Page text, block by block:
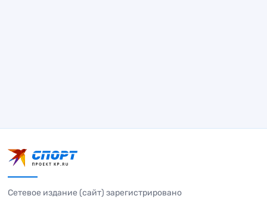
Сетевое издание (сайт) зарегистрировано